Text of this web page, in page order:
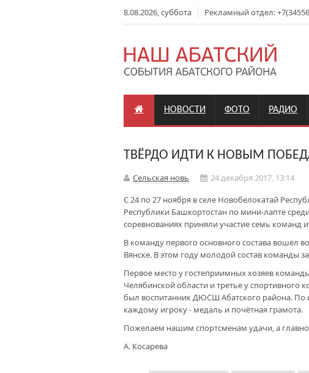
8.08.2026, суббота Рекламный отдел:
НОВОСТИ ФОТО РАДИО
ТВЁРДО ИДТИ К НОВЫМ
Сельская новь
24 декабря 2017, 13:14
С 24 по 27 ноября в селе Новобелокатай
Республики Башкортостан по мини-лапте
соревнованиях приняли участие семь команд
В команду первого основного состава
Вянске. В этом году молодой состав команды
Первое место у гостеприимных хозяев
Челябинской области и третье у спортивного
был воспитанник ДЮСШ Абатского района. По
каждому игроку - медаль и почётная грамота.
Пожелаем нашим спортсменам удачи, а
А. Косарева